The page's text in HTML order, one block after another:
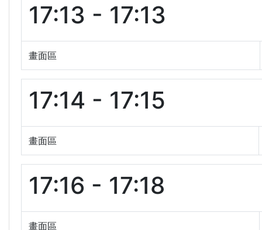
17:13 - 17:13
畫面區
17:14 - 17:15
畫面區
17:16 - 17:18
畫面區